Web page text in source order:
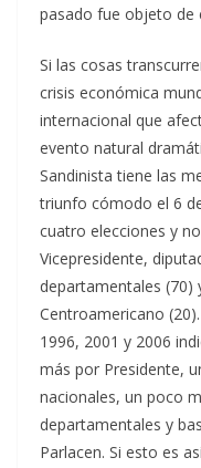
pasado fue objeto de
Si las cosas
crisis económica
internacional que
evento natural
Sandinista tiene las
triunfo cómodo el 6
cuatro elecciones y
Vicepresidente,
departamentales (70)
Centroamericano
1996, 2001 y 2006
más por Presidente,
nacionales, un poco
departamentales y
Parlacen. Si esto es